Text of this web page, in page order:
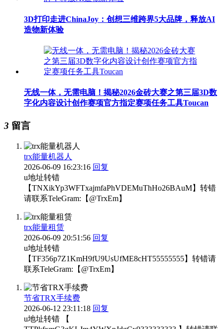
3D打印走进ChinaJoy：创想三维跨界5大品牌，释放AI
造物新体验
无线一体，无需电脑！揭秘2026金砖大赛之第三届3D数
字化内容设计创作赛项官方指定赛项任务工具Toucan
3 留言
trx能量机器人
2026-06-09 16:23:16 回复
u地址转错
【TNXikYp3WFTxajmfaPhVDEMuThHo26BAuM】转错
请联系TeleGram:【@TrxEm】
trx能量租赁
2026-06-09 20:51:56 回复
u地址转错
【TF356p7Z1KmH9fU9UsUfME8cHT55555555】转错请
联系TeleGram:【@TrxEm】
节省TRX手续费
2026-06-12 23:11:18 回复
u地址转错 【